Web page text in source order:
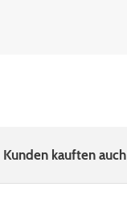
Kunden kauften auch